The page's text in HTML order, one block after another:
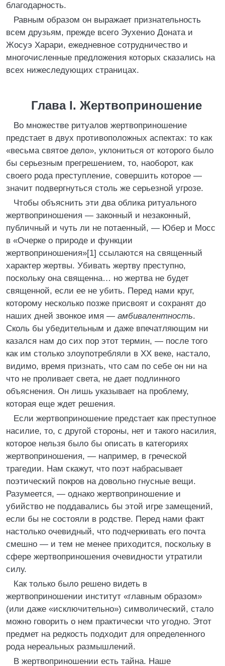
благодарность.
Равным образом он выражает признательность
всем друзьям, прежде всего Эухенио Доната и
Жосуэ Харари, ежедневное сотрудничество и
многочисленные предложения которых сказались на
всех нижеследующих страницах.
Глава I. Жертвоприношение
Во множестве ритуалов жертвоприношение
предстает в двух противоположных аспектах: то как
«весьма святое дело», уклониться от которого было
бы серьезным прегрешением, то, наоборот, как
своего рода преступление, совершить которое —
значит подвергнуться столь же серьезной угрозе.
Чтобы объяснить эти два облика ритуального
жертвоприношения — законный и незаконный,
публичный и чуть ли не потаенный, — Юбер и Мосс
в «Очерке о природе и функции
жертвоприношения»[1] ссылаются на священный
характер жертвы. Убивать жертву преступно,
поскольку она священна… но жертва не будет
священной, если ее не убить. Перед нами круг,
которому несколько позже присвоят и сохранят до
наших дней звонкое имя — амбивалентность.
Сколь бы убедительным и даже впечатляющим ни
казался нам до сих пор этот термин, — после того
как им столько злоупотребляли в XX веке, настало,
видимо, время признать, что сам по себе он ни на
что не проливает света, не дает подлинного
объяснения. Он лишь указывает на проблему,
которая еще ждет решения.
Если жертвоприношение предстает как преступное
насилие, то, с другой стороны, нет и такого насилия,
которое нельзя было бы описать в категориях
жертвоприношения, — например, в греческой
трагедии. Нам скажут, что поэт набрасывает
поэтический покров на довольно гнусные вещи.
Разумеется, — однако жертвоприношение и
убийство не поддавались бы этой игре замещений,
если бы не состояли в родстве. Перед нами факт
настолько очевидный, что подчеркивать его почта
смешно — и тем не менее приходится, поскольку в
сфере жертвоприношения очевидности утратили
силу.
Как только было решено видеть в
жертвоприношении институт «главным образом»
(или даже «исключительно») символический, стало
можно говорить о нем практически что угодно. Этот
предмет на редкость подходит для определенного
рода нереальных размышлений.
В жертвоприношении есть тайна. Наше